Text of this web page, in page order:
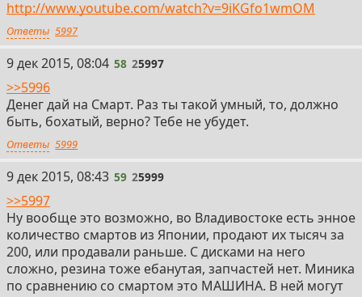
http://www.youtube.com/watch?v=9iKGfo1wmOM
Ответы 5997
58
9 дек 2015, 08:04 58 25997
>>5996
Денег дай на Смарт. Раз ты такой умный, то, должно
быть, бохатый, верно? Тебе не убудет.
Ответы 5999
59
9 дек 2015, 08:43 59 25999
>>5997
Ну вообще это возможно, во Владивостоке есть энное
количество смартов из Японии, продают их тысяч за
200, или продавали раньше. С дисками на него
сложно, резина тоже ебанутая, запчастей нет. Миника
по сравнению со смартом это МАШИНА. В ней могут